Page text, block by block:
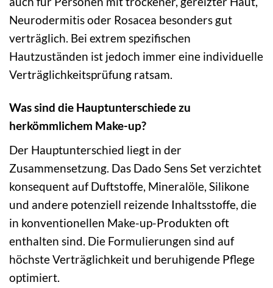
Neurodermitis oder Rosacea besonders gut
verträglich. Bei extrem spezifischen
Hautzuständen ist jedoch immer eine individuelle
Verträglichkeitsprüfung ratsam.
Was sind die Hauptunterschiede zu
herkömmlichem Make-up?
Der Hauptunterschied liegt in der
Zusammensetzung. Das Dado Sens Set verzichtet
konsequent auf Duftstoffe, Mineralöle, Silikone
und andere potenziell reizende Inhaltsstoffe, die
in konventionellen Make-up-Produkten oft
enthalten sind. Die Formulierungen sind auf
höchste Verträglichkeit und beruhigende Pflege
optimiert.